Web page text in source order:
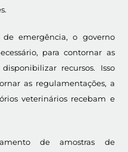
emergência, o governo
para contornar as
recursos. Isso
as regulamentações, a
veterinários recebam e
de amostras de